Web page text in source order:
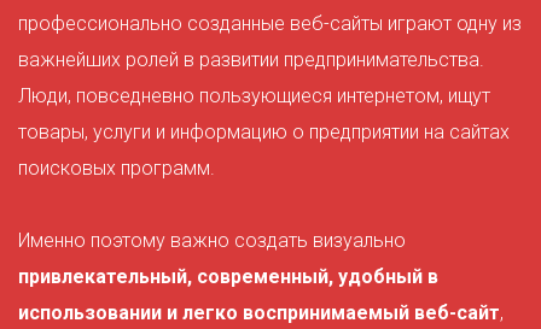
профессионально созданные веб-сайты играют одну из
важнейших ролей в развитии предпринимательства.
Люди, повседневно пользующиеся интернетом, ищут
товары, услуги и информацию о предприятии на сайтах
поисковых программ.
Именно поэтому важно создать визуально
привлекательный, современный, удобный в
использовании и легко воспринимаемый веб-сайт,